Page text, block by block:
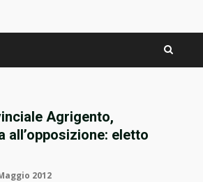
Agrigento,
all’opposizione: eletto
2012